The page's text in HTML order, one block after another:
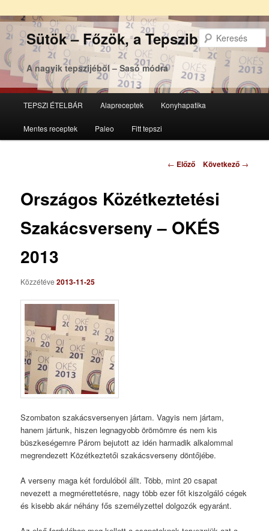
Sütök – Főzök, a Tepsziből
A nagyik tepszijéből – Sasó módra
Tovább
az
Tovább
a
TEPSZI ÉTELBÁR Alapreceptek Konyhapatika
Mentes receptek Paleo Fitt tepszi
Bejegyzés
← Előző Következő →
Országos Közétkeztetési
Szakácsverseny – OKÉS
2013
Közzétéve2013-11-25
Szombaton szakácsversenyen jártam. Vagyis nem jártam,
hanem jártunk, hiszen legnagyobb örömömre és nem kis
büszkeségemre Párom bejutott az idén harmadik alkalommal
megrendezett Közétkeztetői szakácsverseny döntőjébe.
A verseny maga két fordulóból állt. Több, mint 20 csapat
nevezett a megmérettetésre, nagy több ezer főt kiszolgáló cégek
és kisebb akár néhány fős személyzettel dolgozók egyaránt.